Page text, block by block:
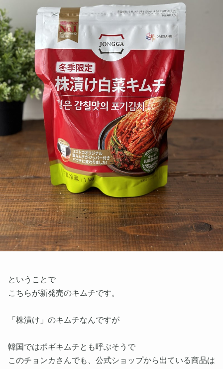
ということで
こちらが新発売のキムチです。
「株漬け」のキムチなんですが
韓国ではポギキムチとも呼ぶそうで
このチョンカさんでも、公式ショップから出ている商品は